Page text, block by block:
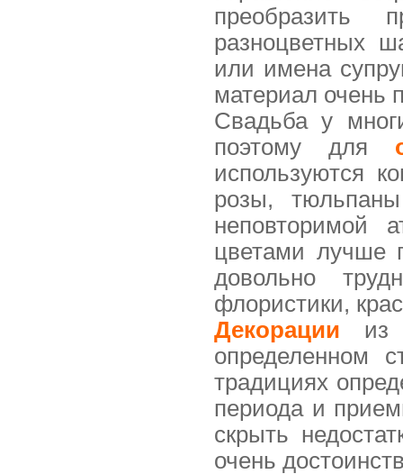
преобразить
разноцветных
или имена
материал очень
Свадьба у
поэтому для
используются
розы,
неповторимой
цветами лучше
довольно
флористики,
Декорации из
определенном
традициях
периода и
скрыть
очень